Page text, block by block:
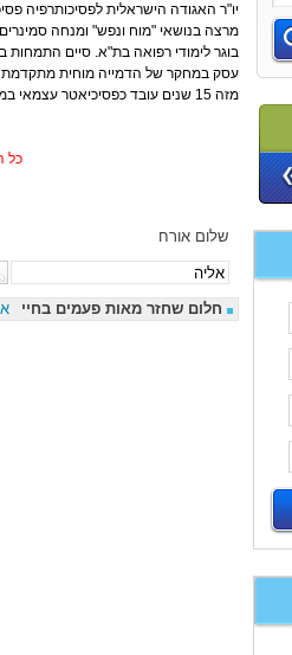
יו"ר האגודה הישראלית לפסיכותרפיה
מרצה בנושאי "מוח ונפש" ומנחה
בוגר לימודי רפואה בת"א. סיים התמחות
עסק במחקר של הדמייה מוחית מתקדמת
מזה 15 שנים עובד כפסיכיאטר עצמאי במכבי.
כל
שלום אורח
חלום שחזר מאות פעמים בחיי